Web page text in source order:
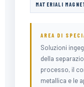
MATERIALI
AREA DI
Soluzioni
della
processo, il
metallica e le